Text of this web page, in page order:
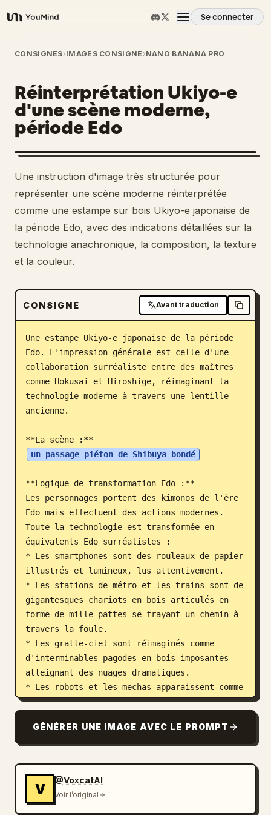
YouMind
Se connecter
Aperçu
Cas d'usage
Compétences
Invites
Tarifs
Télécharger
Blog
CONSIGNES›IMAGES CONSIGNE ›NANO BANANA PRO
Réinterprétation Ukiyo-e
d'une scène moderne,
période Edo
Une instruction d'image très structurée pour
représenter une scène moderne réinterprétée
comme une estampe sur bois Ukiyo-e japonaise de
la période Edo, avec des indications détaillées sur la
technologie anachronique, la composition, la texture
et la couleur.
CONSIGNE Avant traduction
Une estampe Ukiyo-e japonaise de la période
Edo. L'impression générale est celle d'une
collaboration surréaliste entre des maîtres
comme Hokusai et Hiroshige, réimaginant la
technologie moderne à travers une lentille
ancienne.
**La scène :**
un passage piéton de Shibuya bondé
**Logique de transformation Edo :**
Les personnages portent des kimonos de l'ère
Edo mais effectuent des actions modernes.
Toute la technologie est transformée en
équivalents Edo surréalistes :
* Les smartphones sont des rouleaux de papier
illustrés et lumineux, lus attentivement.
* Les stations de métro et les trains sont de
gigantesques chariots en bois articulés en
forme de mille-pattes se frayant un chemin à
travers la foule.
* Les gratte-ciel sont réimaginés comme
d'interminables pagodes en bois imposantes
atteignant des nuages dramatiques.
* Les robots et les mechas apparaissent comme
de gigantesques golems en bois blindés.
La composition utilise une perspective
aplatie avec de grands contours d'encre
présente des motifs de vagues Ukiyo-e
fortement stylisés et des nuages
tourbillonnants dramatiques, avec un mont
GÉNÉRER UNE IMAGE AVEC LE PROMPT
V
@VoxcatAI
Voir l’original